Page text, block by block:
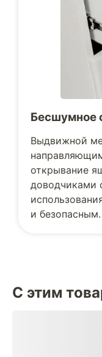
Бесшумное
Выдвижной
открывание
доводчиками
и безопасным.
С этим